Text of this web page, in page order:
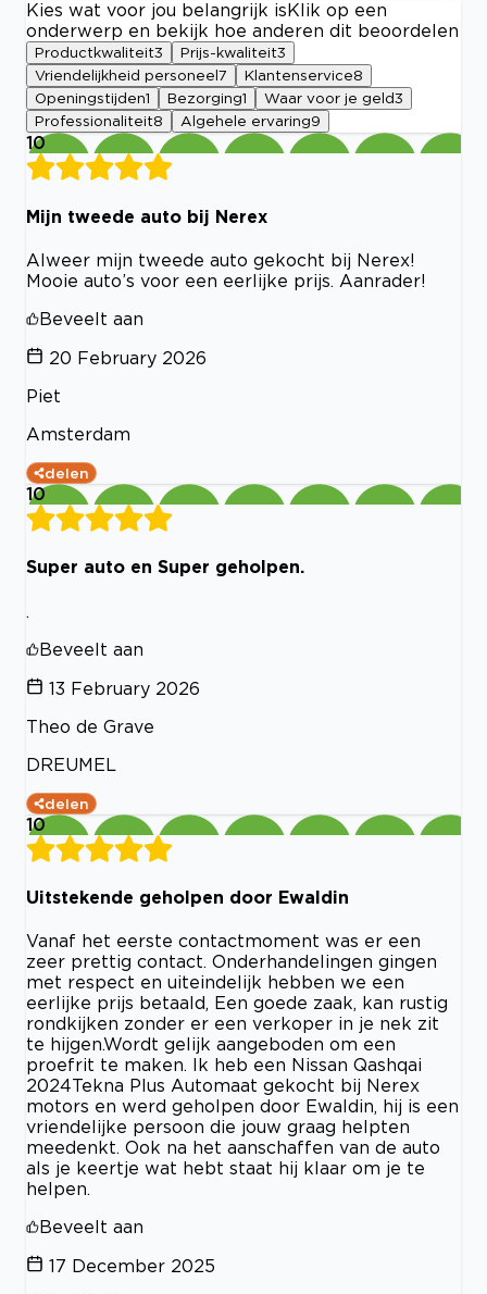
Kies wat voor jou belangrijk is Klik op een
onderwerp en bekijk hoe anderen dit beoordelen
Productkwaliteit3 Prijs-kwaliteit3
Vriendelijkheid personeel 7 Klantenservice8
Openingstijden1 Bezorging1 Waar voor je geld3
Professionaliteit8 Algehele ervaring9
10
Mijn tweede auto bij Nerex
Alweer mijn tweede auto gekocht bij Nerex!
Mooie auto’s voor een eerlijke prijs. Aanrader!
Beveelt aan
20 February 2026
Piet
Amsterdam
delen
10
Super auto en Super geholpen.
Beveelt aan
13 February 2026
Theo de Grave
DREUMEL
delen
10
Uitstekende geholpen door Ewaldin
Vanaf het eerste contactmoment was er een
zeer prettig contact. Onderhandelingen gingen
met respect en uiteindelijk hebben we een
eerlijke prijs betaald, Een goede zaak, kan rustig
rondkijken zonder er een verkoper in je nek zit
te hijgen.Wordt gelijk aangeboden om een
proefrit te maken. Ik heb een Nissan Qashqai
2024Tekna Plus Automaat gekocht bij Nerex
motors en werd geholpen door Ewaldin, hij is een
vriendelijke persoon die jouw graag helpten
meedenkt. Ook na het aanschaffen van de auto
als je keertje wat hebt staat hij klaar om je te
helpen.
Beveelt aan
17 December 2025